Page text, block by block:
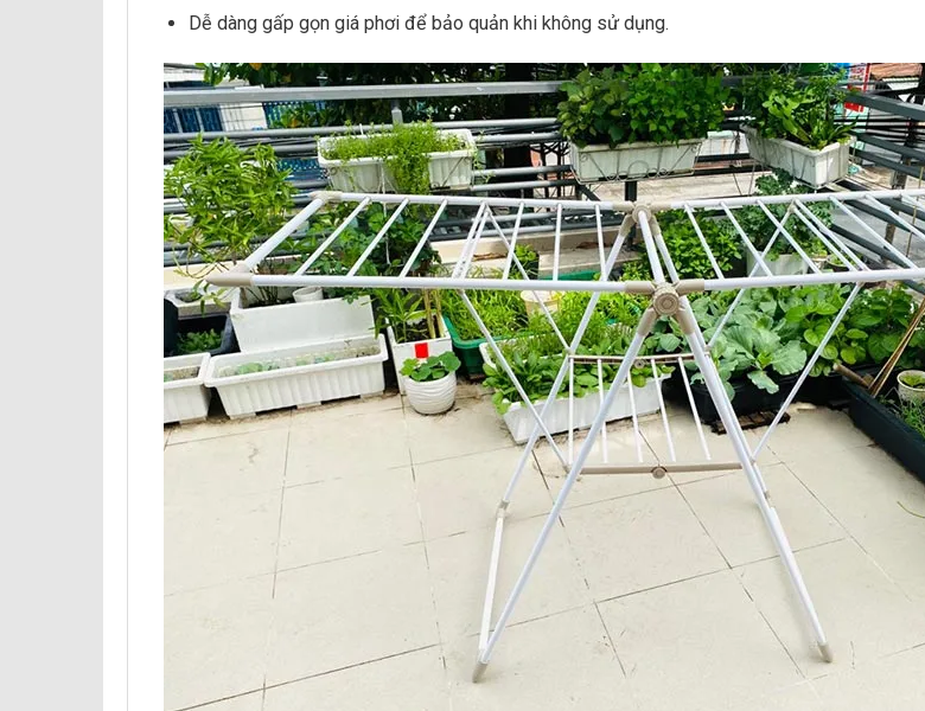
Dễ dàng gấp gọn giá phơi để bảo quản khi không sử dụng.